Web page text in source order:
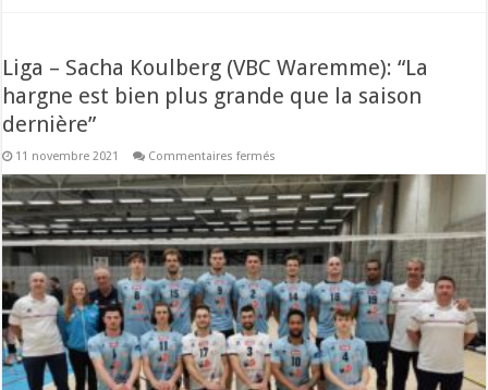
Liga – Sacha Koulberg (VBC Waremme): “La
hargne est bien plus grande que la saison
dernière”
11 novembre 2021 Commentaires fermés
–
Sacha
Koulberg
(VBC
Waremme):
“La
hargne
est
bien
plus
grande
que
la
saison
dernière”